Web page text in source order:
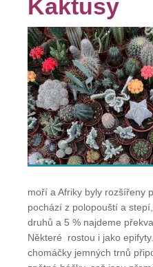
Kaktusy
moří a Afriky byly rozšířeny
pochází z polopouští a
druhů a 5 % najdeme
Některé rostou i jako
chomáčky jemných trnů